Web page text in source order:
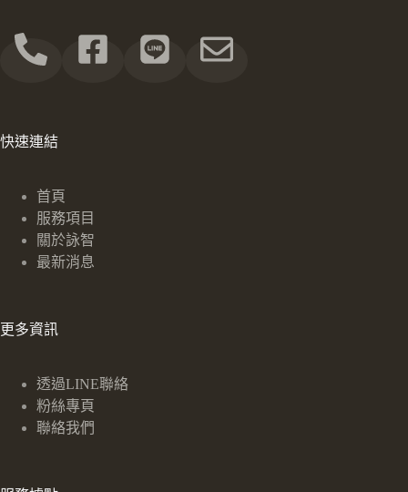
快速連結
首頁
服務項目
關於詠智
最新消息
更多資訊
透過LINE聯絡
粉絲專頁
聯絡我們